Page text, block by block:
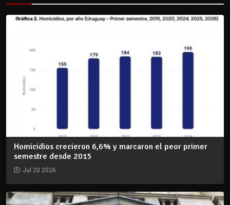
Homicidios crecieron 6,6% y marcaron el peor primer
semestre desde 2015
Jul 20 2026